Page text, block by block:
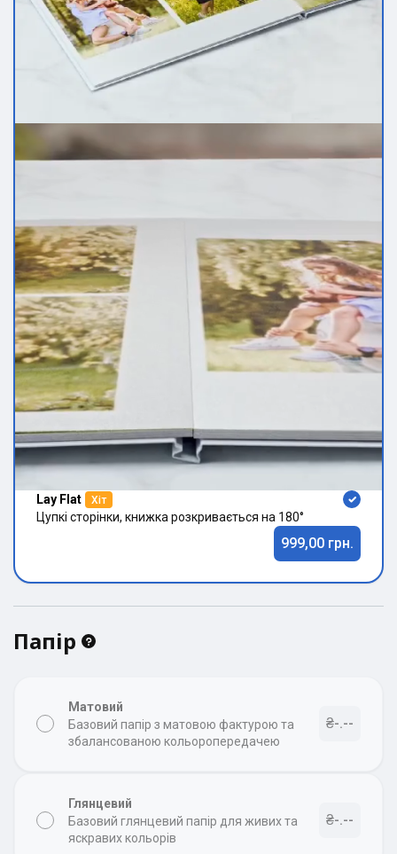
Lay Flat Хіт
Цупкі сторінки, книжка розкривається на 180°
999,00 грн.
Папір
Матовий
Базовий папір з матовою фактурою та
збалансованою кольоропередачею
₴-.--
Глянцевий
Базовий глянцевий папір для живих та
яскравих кольорів
₴-.--